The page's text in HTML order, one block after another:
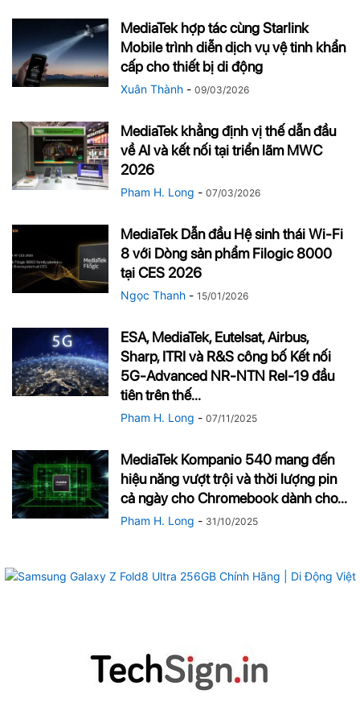
MediaTek hợp tác cùng Starlink
Mobile trình diễn dịch vụ vệ tinh khẩn
cấp cho thiết bị di động
Xuân Thành - 09/03/2026
MediaTek khẳng định vị thế dẫn đầu
về AI và kết nối tại triển lãm MWC
2026
Pham H. Long - 07/03/2026
MediaTek Dẫn đầu Hệ sinh thái Wi-Fi
8 với Dòng sản phẩm Filogic 8000
tại CES 2026
Ngọc Thanh - 15/01/2026
ESA, MediaTek, Eutelsat, Airbus,
Sharp, ITRI và R&S công bố Kết nối
5G-Advanced NR-NTN Rel-19 đầu
tiên trên thế...
Pham H. Long - 07/11/2025
MediaTek Kompanio 540 mang đến
hiệu năng vượt trội và thời lượng pin
cả ngày cho Chromebook dành cho...
Pham H. Long - 31/10/2025